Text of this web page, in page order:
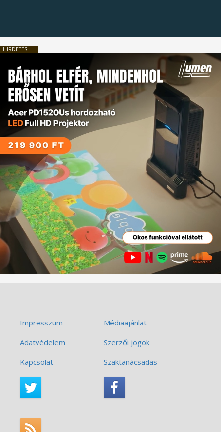
HIRDETÉS
Impresszum
Médiaajánlat
Adatvédelem
Szerzői jogok
Kapcsolat
Szaktanácsadás